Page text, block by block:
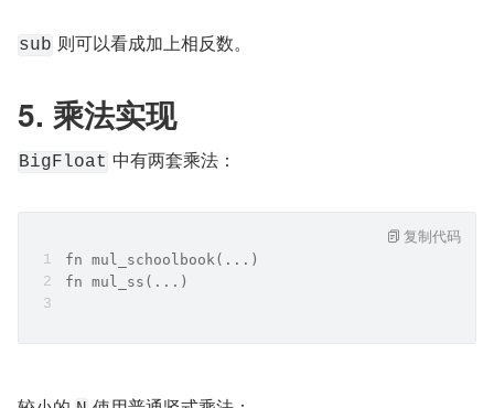
sub 则可以看成加上相反数。
5. 乘法实现
BigFloat 中有两套乘法：
fn mul_schoolbook(...)
fn mul_ss(...)
复制代码